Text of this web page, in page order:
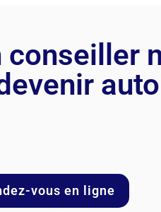
conseiller
vous en ligne